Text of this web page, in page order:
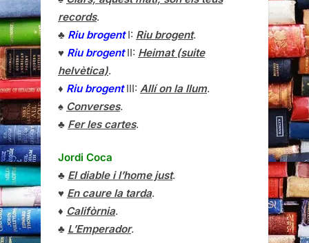
records.
♣ Riu brogentI: Riu brogent.
♥ Riu brogentII: Heimat (suite
helvètica).
♦ Riu brogentIII: Allí on la llum.
♠ Converses.
♣ Fer les cartes.
Jordi Coca
♣ El diable i l’home just.
♥ En caure la tarda.
♦ Califòrnia.
♣ L’Emperador.